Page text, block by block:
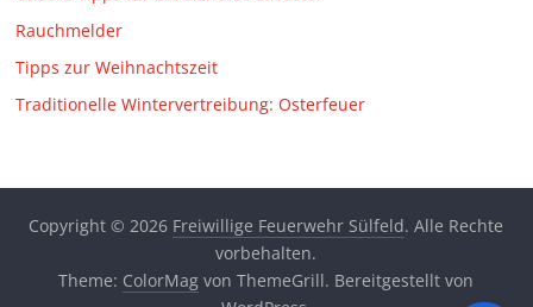
Rauchmelder
Tipps zur Weihnachtszeit
Traditionelle Wintervertreibung: Osterfeuer
Copyright © 2026 Freiwillige Feuerwehr Sülfeld. Alle Rechte
vorbehalten.
Theme: ColorMag von ThemeGrill. Bereitgestellt von